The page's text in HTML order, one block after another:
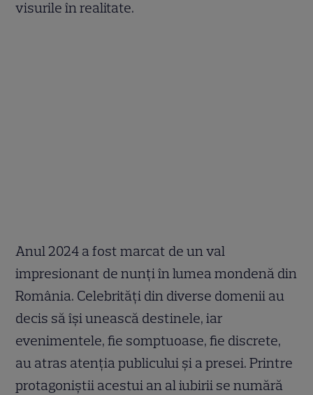
visurile în realitate.
Anul 2024 a fost marcat de un val
impresionant de nunți în lumea mondenă din
România. Celebrități din diverse domenii au
decis să își unească destinele, iar
evenimentele, fie somptuoase, fie discrete,
au atras atenția publicului și a presei. Printre
protagoniștii acestui an al iubirii se numără